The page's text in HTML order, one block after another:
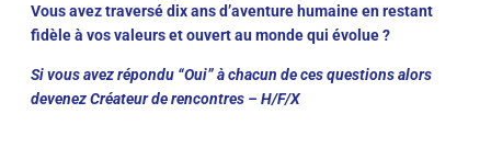
Vous avez traversé dix ans d’aventure humaine en restant
fidèle à vos valeurs et ouvert au monde qui évolue ?
Si vous avez répondu “Oui” à chacun de ces questions alors
devenez Créateur de rencontres – H/F/X